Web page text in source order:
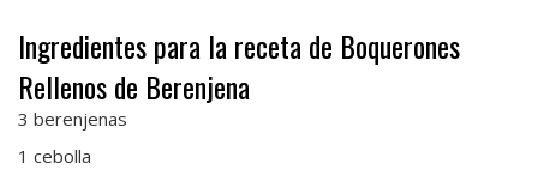
Ingredientes para la receta de Boquerones
Rellenos de Berenjena
3 berenjenas
1 cebolla